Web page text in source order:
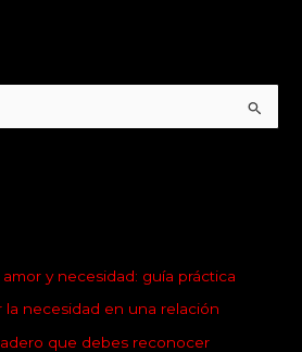
y necesidad: guía práctica
la necesidad en una relación
que debes reconocer